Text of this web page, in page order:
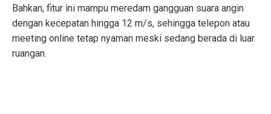
Bahkan, fitur ini mampu meredam gangguan suara angin
dengan kecepatan hingga 12 m/s, sehingga telepon atau
meeting online tetap nyaman meski sedang berada di luar
ruangan.